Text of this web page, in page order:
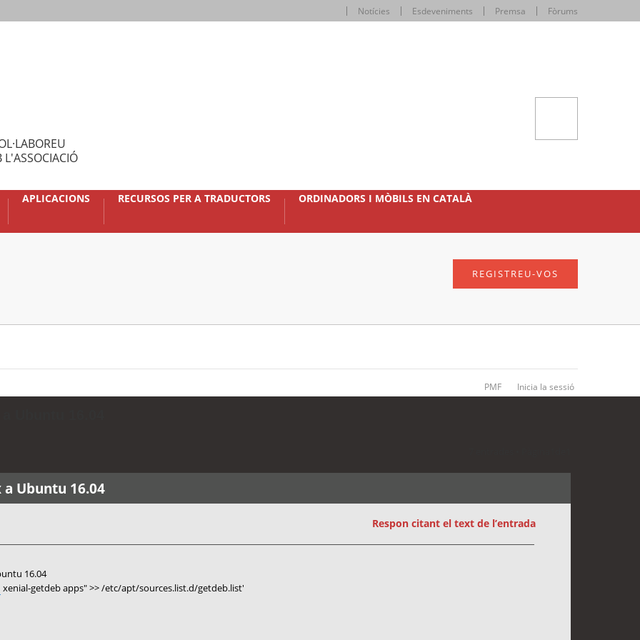
Notícies Esdeveniments Premsa Fòrums
L'ASSOCIACIÓ
APLICACIONS RECURSOS PER A TRADUCTORS ORDINADORS I MÒBILS EN CATALÀ
REGISTREU-VOS
PMF Inicia la sessió
Ubuntu 16.04
Respon citant el text de l’entrada
16.04
xenial-getdeb apps" >> /etc/apt/sources.list.d/getdeb.list'